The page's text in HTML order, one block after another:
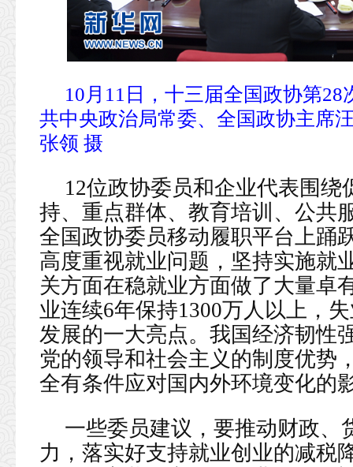
10月11日，十三届全国政协第
共中央政治局常委、全国政协主席
张领 摄
12位政协委员和企业代表围
持、重点群体、教育培训、公共
全国政协委员移动履职平台上踊
高度重视就业问题，坚持实施就
关方面在稳就业方面做了大量卓
业连续6年保持1300万人以上，
发展的一大亮点。我国经济韧性
党的领导和社会主义的制度优势
全有条件应对国内外环境变化的
一些委员建议，要推动财政、
力，落实好支持就业创业的减税